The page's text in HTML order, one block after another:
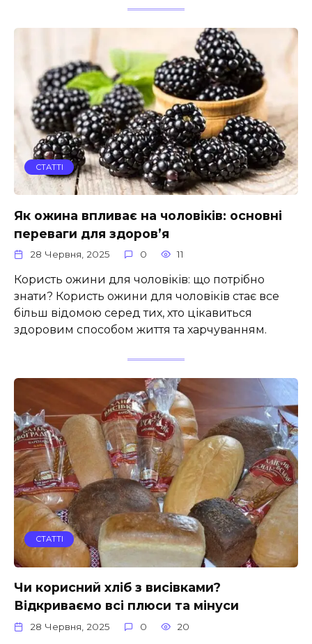
СТАТТІ
Як ожина впливає на чоловіків: основні
переваги для здоров’я
28 Червня, 2025 0 11
Користь ожини для чоловіків: що потрібно
знати? Користь ожини для чоловіків стає все
більш відомою серед тих, хто цікавиться
здоровим способом життя та харчуванням.
СТАТТІ
Чи корисний хліб з висівками?
Відкриваємо всі плюси та мінуси
28 Червня, 2025 0 20